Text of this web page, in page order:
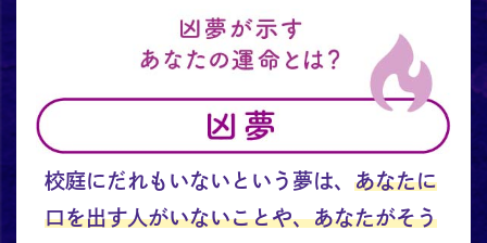
校庭にだれもいないという夢は、 あなたに
口を出す人がいないことや、あなたがそう